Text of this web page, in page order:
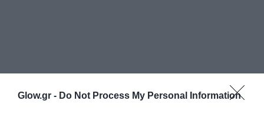
Glow.gr - Do Not Process My Personal Information